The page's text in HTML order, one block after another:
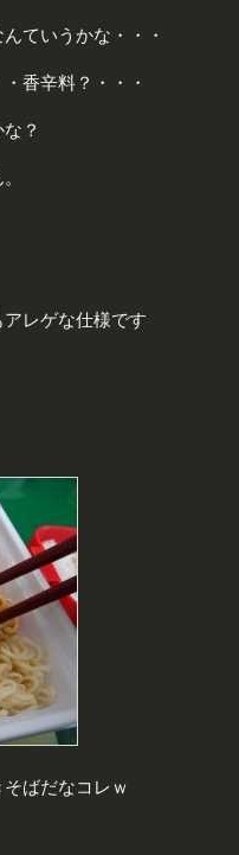
ていうかな・・・
香辛料？・・・
？
レゲな仕様です
ばだなコレｗ